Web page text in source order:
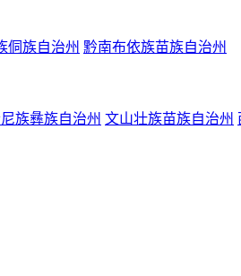
侗族自治州 黔南布依族苗族自治州
族彝族自治州 文山壮族苗族自治州